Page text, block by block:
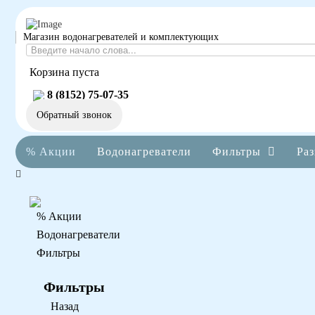
Магазин водонагревателей и комплектующих
Корзина пуста
8 (8152) 75-07-35
Обратный звонок
% Акции Водонагреватели Фильтры
% Акции
Водонагреватели
Фильтры
Фильтры
Назад